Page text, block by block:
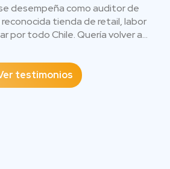
desempeña como auditor de
tienda de retail, labor
por todo Chile. Quería volver a
modalidad online. Tiene clases
una sala virtual, y se comunica
para resolver dudas o
testimonios